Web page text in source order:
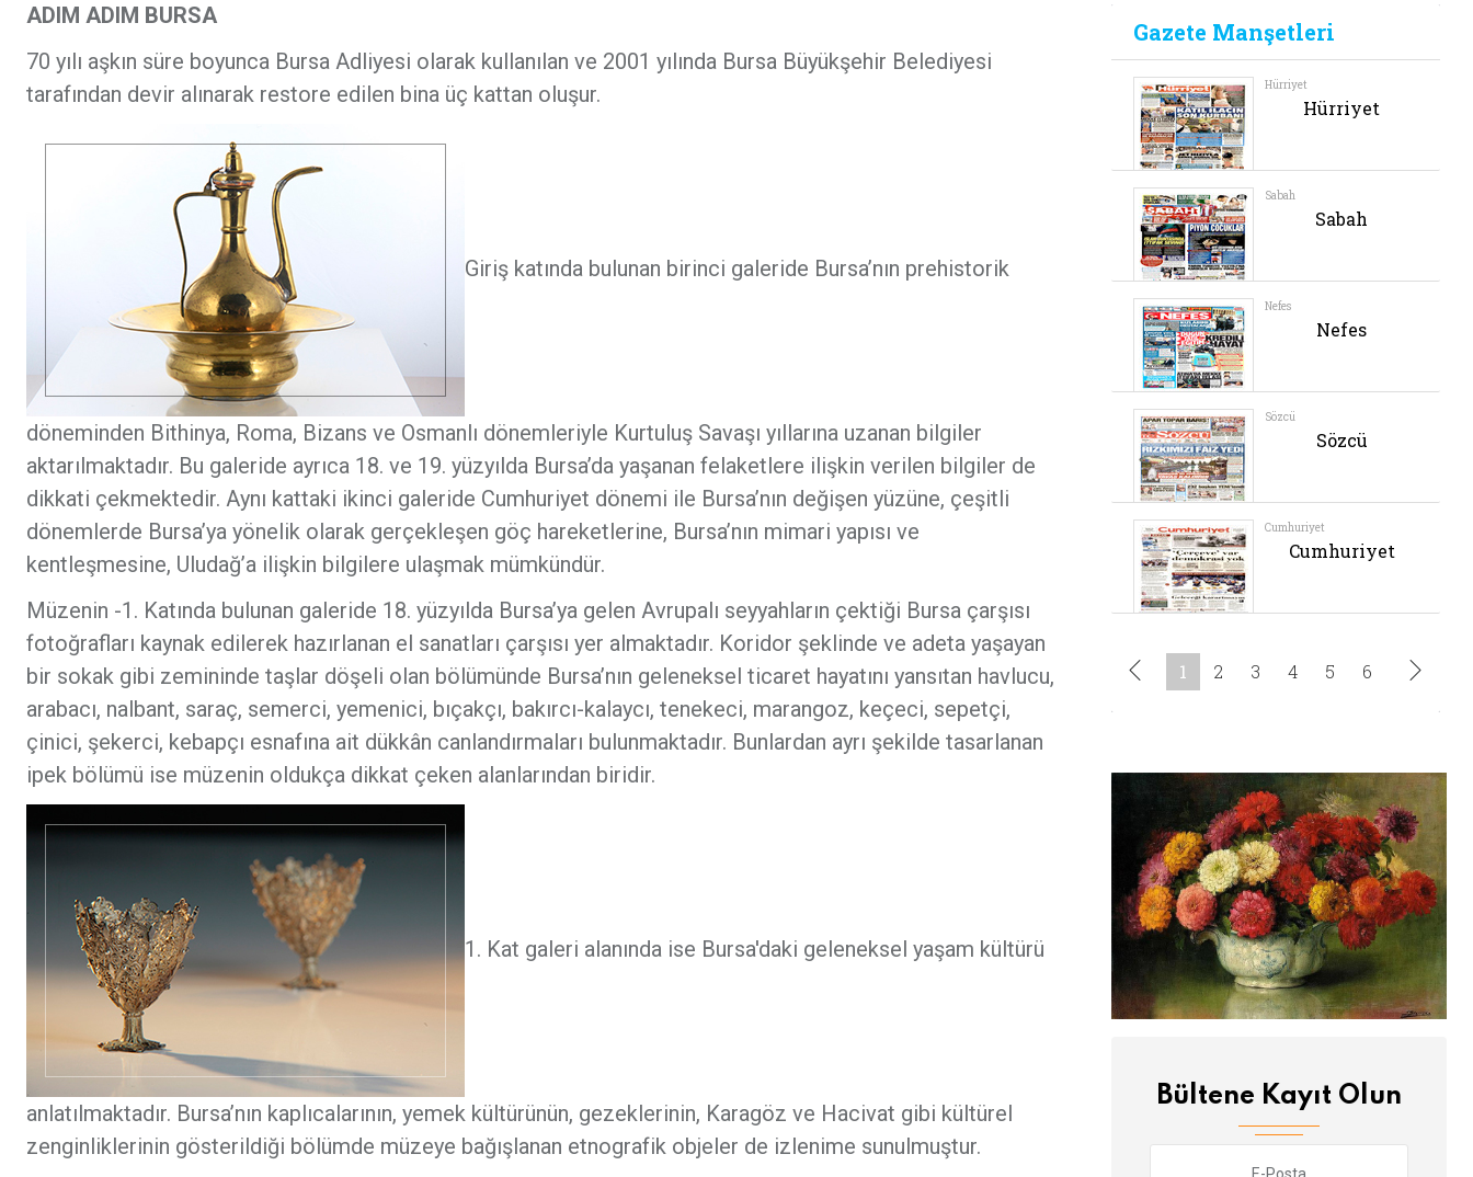
ADIM ADIM BURSA
70 yılı aşkın süre boyunca Bursa Adliyesi olarak kullanılan ve 2001 yılında Bursa Büyükşehir Belediyesi
tarafından devir alınarak restore edilen bina üç kattan oluşur.
Giriş katında bulunan birinci galeride Bursa’nın prehistorik
döneminden Bithinya, Roma, Bizans ve Osmanlı dönemleriyle Kurtuluş Savaşı yıllarına uzanan bilgiler
aktarılmaktadır. Bu galeride ayrıca 18. ve 19. yüzyılda Bursa’da yaşanan felaketlere ilişkin verilen bilgiler de
dikkati çekmektedir. Aynı kattaki ikinci galeride Cumhuriyet dönemi ile Bursa’nın değişen yüzüne, çeşitli
dönemlerde Bursa’ya yönelik olarak gerçekleşen göç hareketlerine, Bursa’nın mimari yapısı ve
kentleşmesine, Uludağ’a ilişkin bilgilere ulaşmak mümkündür.
Müzenin -1. Katında bulunan galeride 18. yüzyılda Bursa’ya gelen Avrupalı seyyahların çektiği Bursa çarşısı
fotoğrafları kaynak edilerek hazırlanan el sanatları çarşısı yer almaktadır. Koridor şeklinde ve adeta yaşayan
bir sokak gibi zemininde taşlar döşeli olan bölümünde Bursa’nın geleneksel ticaret hayatını yansıtan havlucu,
arabacı, nalbant, saraç, semerci, yemenici, bıçakçı, bakırcı-kalaycı, tenekeci, marangoz, keçeci, sepetçi,
çinici, şekerci, kebapçı esnafına ait dükkân canlandırmaları bulunmaktadır. Bunlardan ayrı şekilde tasarlanan
ipek bölümü ise müzenin oldukça dikkat çeken alanlarından biridir.
1. Kat galeri alanında ise Bursa'daki geleneksel yaşam kültürü
anlatılmaktadır. Bursa’nın kaplıcalarının, yemek kültürünün, gezeklerinin, Karagöz ve Hacivat gibi kültürel
zenginliklerinin gösterildiği bölümde müzeye bağışlanan etnografik objeler de izlenime sunulmuştur.
Bültene Kayıt Olun